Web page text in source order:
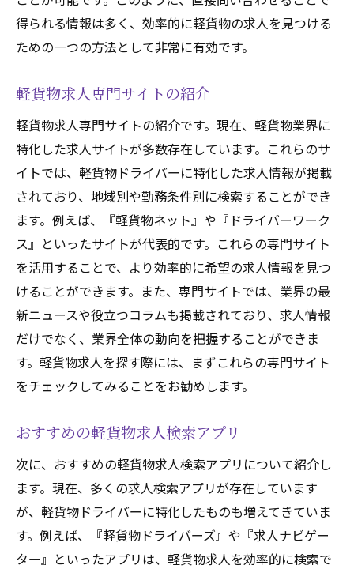
得られる情報は多く、効率的に軽貨物の求人を見つける
ための一つの方法として非常に有効です。
軽貨物求人専門サイトの紹介
軽貨物求人専門サイトの紹介です。現在、軽貨物業界に
特化した求人サイトが多数存在しています。これらのサ
イトでは、軽貨物ドライバーに特化した求人情報が掲載
されており、地域別や勤務条件別に検索することができ
ます。例えば、『軽貨物ネット』や『ドライバーワーク
ス』といったサイトが代表的です。これらの専門サイト
を活用することで、より効率的に希望の求人情報を見つ
けることができます。また、専門サイトでは、業界の最
新ニュースや役立つコラムも掲載されており、求人情報
だけでなく、業界全体の動向を把握することができま
す。軽貨物求人を探す際には、まずこれらの専門サイト
をチェックしてみることをお勧めします。
おすすめの軽貨物求人検索アプリ
次に、おすすめの軽貨物求人検索アプリについて紹介し
ます。現在、多くの求人検索アプリが存在しています
が、軽貨物ドライバーに特化したものも増えてきていま
す。例えば、『軽貨物ドライバーズ』や『求人ナビゲー
ター』といったアプリは、軽貨物求人を効率的に検索で